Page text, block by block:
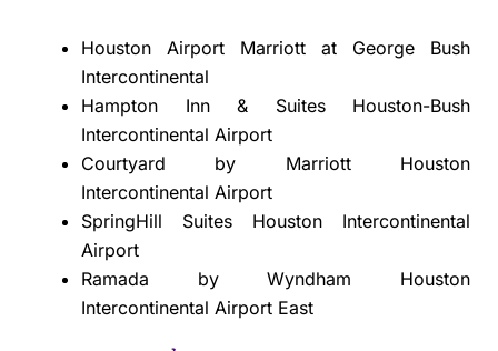
Houston Airport Marriott at George Bush
Intercontinental
Hampton Inn & Suites Houston-Bush
Intercontinental Airport
Courtyard by Marriott Houston
Intercontinental Airport
SpringHill Suites Houston Intercontinental
Airport
Ramada by Wyndham Houston
Intercontinental Airport East